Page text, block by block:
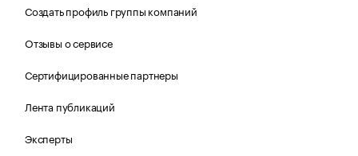
Создать профиль группы компаний
Отзывы о сервисе
Сертифицированные партнеры
Лента публикаций
Эксперты